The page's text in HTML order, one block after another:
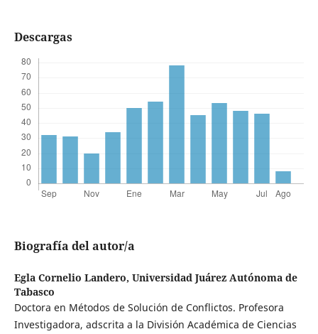
Descargas
Biografía del autor/a
Egla Cornelio Landero, Universidad Juárez Autónoma de
Tabasco
Doctora en Métodos de Solución de Conflictos. Profesora
Investigadora, adscrita a la División Académica de Ciencias